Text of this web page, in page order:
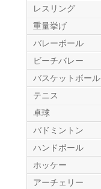
レスリング
重量挙げ
バレーボール
ビーチバレー
バスケットボール
テニス
卓球
バドミントン
ハンドボール
ホッケー
アーチェリー
Twitter.com